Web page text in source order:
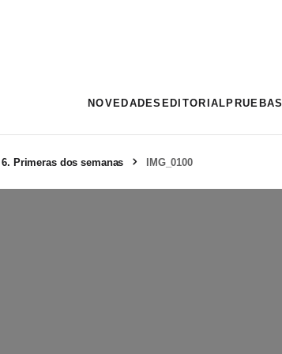
NOVEDADES EDITORIAL PRUEBAS
Primeras dos semanas IMG_0100